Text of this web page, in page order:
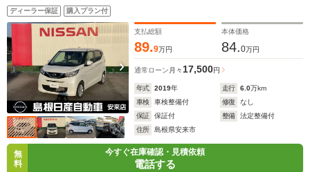
ディーラー保証 購入プラン付
支払総額
89.9万円
本体価格
84.0万円
通常ローン 月々 17,500円
年式 2019年 走行 6.0万km
車検
車検整備付 修復
なし
保証
保証付 整備
法定整備付
住所
島根県安来市
無
料
今すぐ在庫確認・見積依頼
電話する